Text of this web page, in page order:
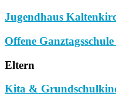
Jugendhaus
Offene
Eltern
Kita &